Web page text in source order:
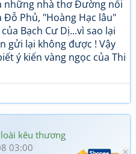
những nhà thơ Đường nổi
Phủ, "Hoàng Hạc lâu"
Bạch Cư Dị...vì sao lại
gửi lại không được ! Vậy
ý kiến vàng ngọc của Thi
kêu thương
03:00